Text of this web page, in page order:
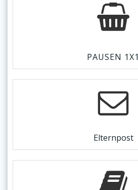
PAUSEN 1X1
Elternpost